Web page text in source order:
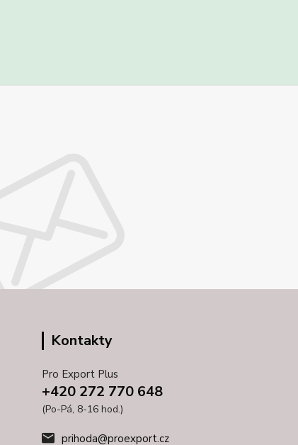
Kontakty
Pro Export Plus
+420 272 770 648
(Po-Pá, 8-16 hod.)
prihoda@proexport.cz